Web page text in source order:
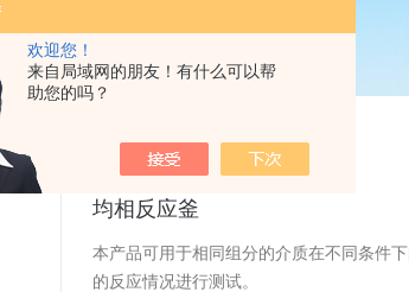
欢迎您！
来自局域网的朋友！有什么可以帮
助您的吗？
均相反应釜
本产品可用于相同组分的介质在不同条件
的反应情况进行测试。